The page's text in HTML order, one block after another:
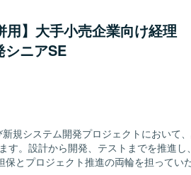
。フルサイクルで開発工程を担当できる
積むことができ、アーキテクチャ選定や
に関わることができます。若手メンバー
チームビルディングのスキルも磨いてい
、Storybookなどを活用しておりま
、Lambda、CloudFront、ElastiCache、
コンテナ環境で運用しております。デ
Nginxを用いた構成となっております。
を活用し、Datadog、Fluentd、
タ分析の仕組みが整っております。
ィングツールを組み合わせた先進的なAI機
な機能開発およびコード管理・プロジェ
計、詳細設計、実装、テスト、運用・保
ステム全体の設
に挑戦したい方を求めています。新しい
トアップでの開発に深く関わりたい方に
・農の課題解決）への興味・関心をお持
ックで関わることができます。スター
の声を直接プロダクトに反映させる経験
ーディングツールを活用した先進的な開
用】大手小売企業向け経理
シニアSE
規システム開発プロジェクトにおいて
す。設計から開発、テストまでを推進し
とプロジェクト推進の両輪を担ってい